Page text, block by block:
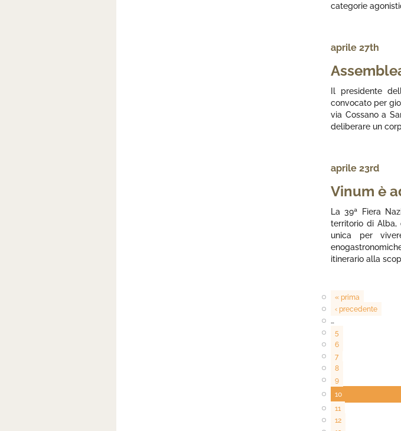
categorie
aprile 27th
Il presidente
convocato per
via Cossano a
deliberare un
aprile 23rd
Vinum è
La 39ª Fiera
territorio di Alba,
unica per
itinerario alla
« prima
‹ precedente
…
5
6
7
8
9
10
11
12